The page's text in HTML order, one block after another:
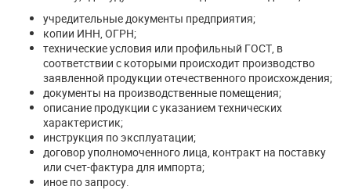
учредительные документы предприятия;
копии ИНН, ОГРН;
технические условия или профильный ГОСТ, в
соответствии с которыми происходит производство
заявленной продукции отечественного происхождения;
документы на производственные помещения;
описание продукции с указанием технических
характеристик;
инструкция по эксплуатации;
договор уполномоченного лица, контракт на поставку
или счет-фактура для импорта;
иное по запросу.